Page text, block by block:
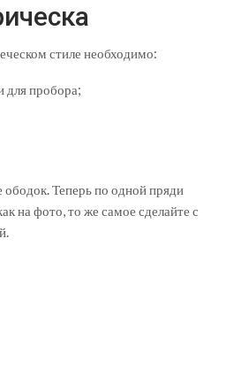
стиле необходимо:
для пробора;
ободок. Теперь по одной пряди
на фото, то же самое сделайте с